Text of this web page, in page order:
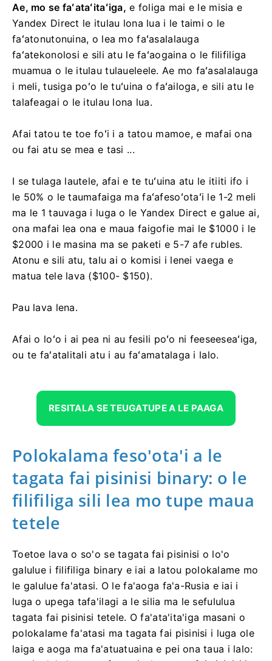
Ae, mo se faʻataʻitaʻiga, e foliga mai e le misia e
Yandex Direct le itulau lona lua i le taimi o le
faʻatonutonuina, o lea mo faʻasalalauga
faʻatekonolosi e sili atu le faʻaogaina o le filifiliga
muamua o le itulau tulaueleele. Ae mo faʻasalalauga
i meli, tusiga poʻo le tuʻuina o faʻailoga, e sili atu le
talafeagai o le itulau lona lua.
Afai tatou te toe foʻi i a tatou mamoe, e mafai ona
ou fai atu se mea e tasi ...
I se tulaga lautele, afai e te tuʻuina atu le itiiti ifo i
le 50% o le taumafaiga ma faʻafesoʻotaʻi le 1-2 meli
ma le 1 tauvaga i luga o le Yandex Direct e galue ai,
ona mafai lea ona e maua faigofie mai le $1000 i le
$2000 i le masina ma se paketi e 5-7 afe rubles.
Atonu e sili atu, talu ai o komisi i lenei vaega e
matua tele lava ($100- $150).
Pau lava lena.
Afai o loʻo i ai pea ni au fesili poʻo ni feeseeseaʻiga,
ou te faʻatalitali atu i au faʻamatalaga i lalo.
RESITALA SE TEUGATUPE A LE PAAGA
Polokalama feso'ota'i a le
tagata fai pisinisi binary: o le
filifiliga sili lea mo tupe maua
tetele
Toetoe lava o so'o se tagata fai pisinisi o lo'o
galulue i filifiliga binary e iai a latou polokalame mo
le galulue fa'atasi. O le fa'aoga fa'a-Rusia e iai i
luga o upega tafa'ilagi a le silia ma le sefululua
tagata fai pisinisi tetele. O fa'ata'ita'iga masani o
polokalame fa'atasi ma tagata fai pisinisi i luga ole
laiga e aoga ma fa'atuatuaina e pei ona taua i lalo: